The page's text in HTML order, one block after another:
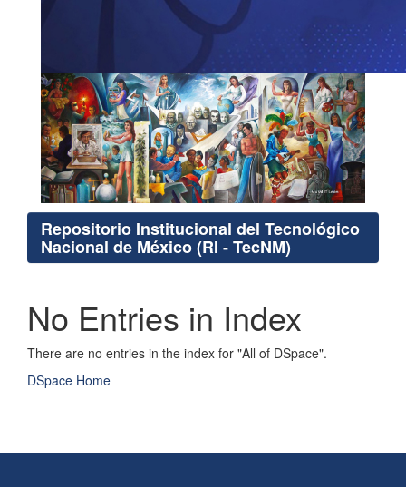
Repositorio Institucional del Tecnológico
Nacional de México (RI - TecNM)
No Entries in Index
There are no entries in the index for "All of DSpace".
DSpace Home